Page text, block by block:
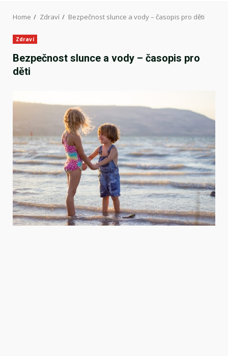
Home Zdraví Bezpečnost slunce a vody – časopis pro děti
Zdraví
Bezpečnost slunce a vody – časopis pro
děti